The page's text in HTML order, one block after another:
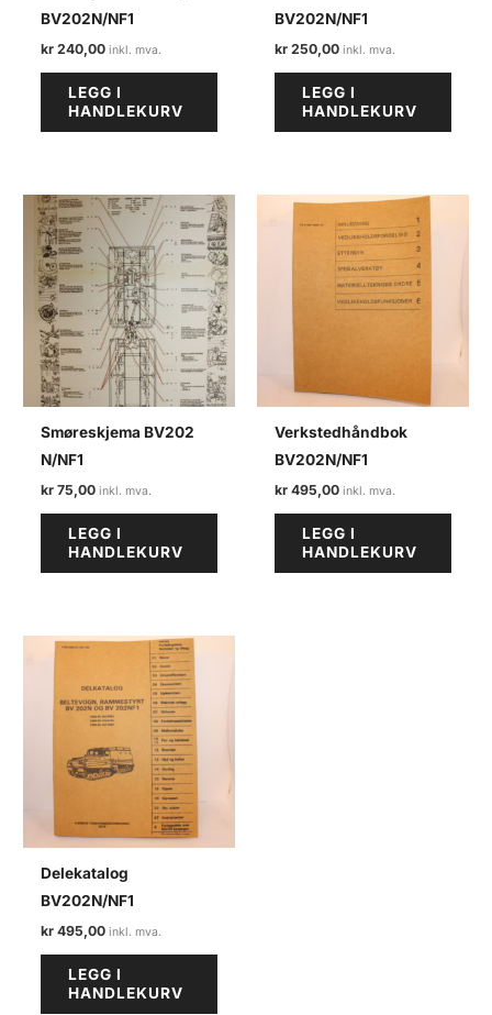
BV202N/NF1
kr 240,00
LEGG I
HANDLEKURV
BV202N/NF1
kr 250,00
LEGG I
HANDLEKURV
Smøreskjema BV202
N/NF1
kr 75,00
LEGG I
HANDLEKURV
Verkstedhåndbok
BV202N/NF1
kr 495,00
LEGG I
HANDLEKURV
Delekatalog
BV202N/NF1
kr 495,00
LEGG I
HANDLEKURV